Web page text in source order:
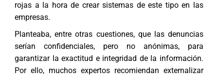
rojas a la hora de crear sistemas de este tipo en las
empresas.
Planteaba, entre otras cuestiones, que las denuncias
serían confidenciales, pero no anónimas, para
garantizar la exactitud e integridad de la información.
Por ello, muchos expertos recomiendan externalizar